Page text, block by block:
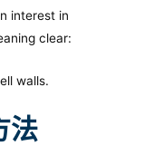
interest in
clear:
walls.
法